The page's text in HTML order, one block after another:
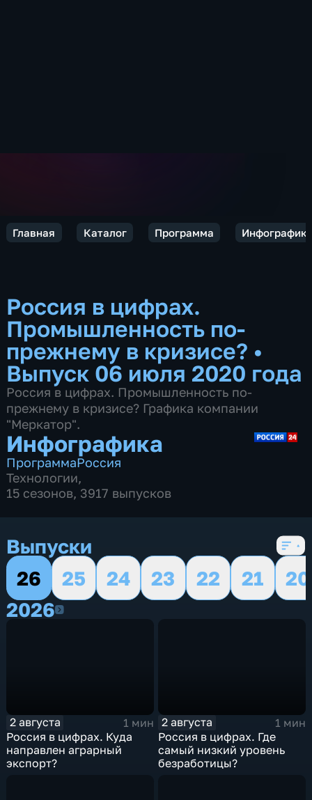
Главная Каталог Программа
Россия в цифрах.
Промышленность по-
прежнему в кризисе? •
Выпуск 06 июля 2020 года
Россия в цифрах. Промышленность по-
прежнему в кризисе? Графика компании
"Меркатор".
Инфографика
ПрограммаРоссия
Технологии,
15 сезонов, 3917 выпусков
Выпуски
26
25 24 23 22 21
20
20262026
2 августа
1 мин
Россия в цифрах. Куда
направлен аграрный
экспорт?
2 августа
1 мин
Россия в цифрах. Где
самый низкий уровень
безработицы?